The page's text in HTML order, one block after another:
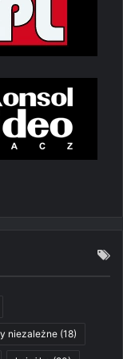
niezależne (18)